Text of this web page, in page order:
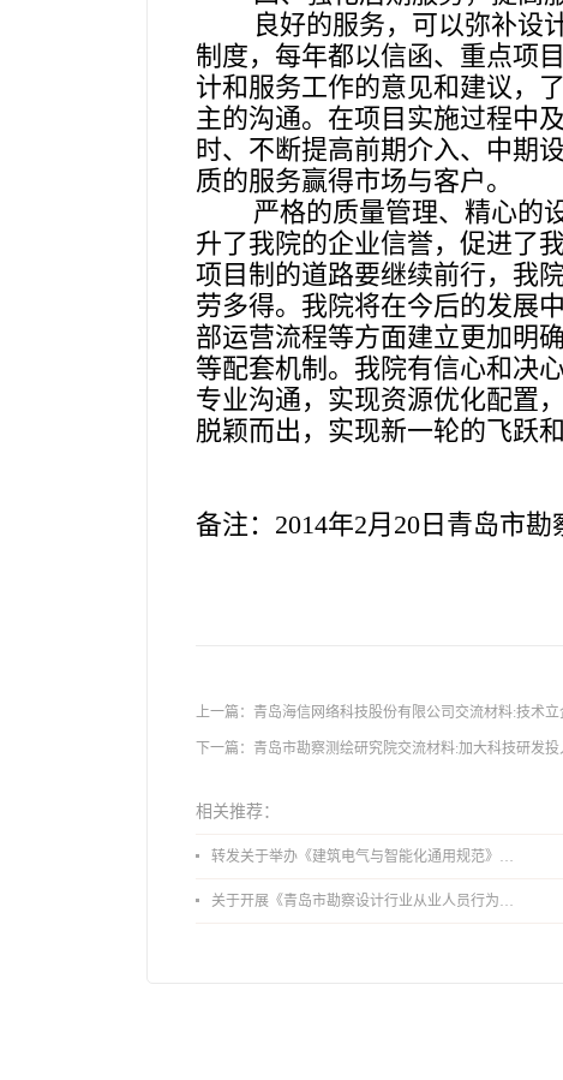
良好的服务，可以弥补设
制度，每年都以信函、重点项
计和服务工作的意见和建议，
主的沟通。在项目实施过程中
时、不断提高前期介入、中期
质的服务赢得市场与客户。
严格的质量管理、精心的
升了我院的企业信誉，促进了
项目制的道路要继续前行，我
劳多得。我院将在今后的发展
部运营流程等方面建立更加明
等配套机制。我院有信心和决
专业沟通，实现资源优化配置
脱颖而出，实现新一轮的飞跃和
备注：2014年2月20日青岛市勘
上一篇： 青岛海信网络科技股份有限公司交流材料:技术
下一篇： 青岛市勘察测绘研究院交流材料:加大科技研发
相关推荐：
转发关于举办《建筑电气与智能化通用规范》 GB55024-2022公益宣贯的通知
关于开展《青岛市勘察设计行业从业人员行为导则》、《青岛市住宅工程设计审查品质提升指引（2026版）》宣贯活动的通知